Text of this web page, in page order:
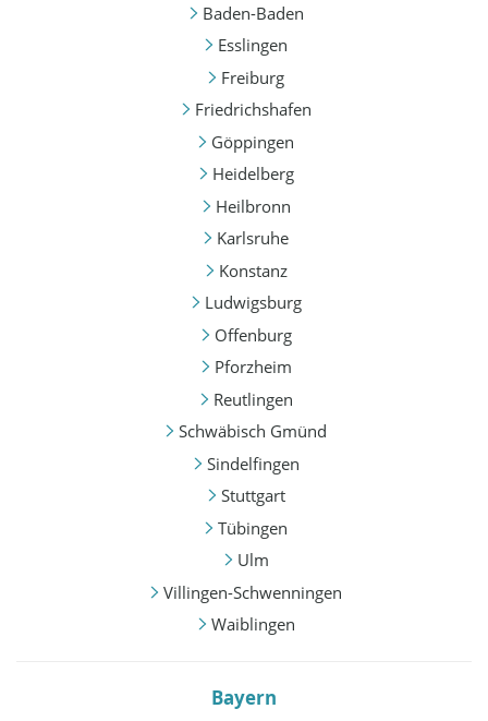
Baden-Baden
Esslingen
Freiburg
Friedrichshafen
Göppingen
Heidelberg
Heilbronn
Karlsruhe
Konstanz
Ludwigsburg
Offenburg
Pforzheim
Reutlingen
Schwäbisch Gmünd
Sindelfingen
Stuttgart
Tübingen
Ulm
Villingen-Schwenningen
Waiblingen
Bayern